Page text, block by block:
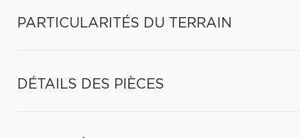
PARTICULARITÉS DU TERRAIN
DÉTAILS DES PIÈCES